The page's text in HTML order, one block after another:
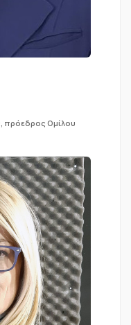
πρόεδρος Ομίλου